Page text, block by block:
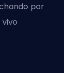
por